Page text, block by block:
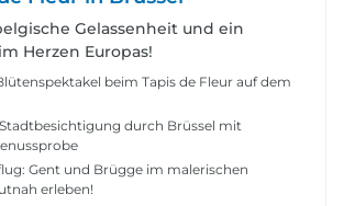
Gelassenheit und ein
Herzen Europas!
beim Tapis de Fleur auf dem
durch Brüssel mit
Gent und Brügge im malerischen
erleben!